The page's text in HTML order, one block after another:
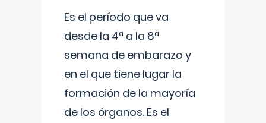
Es el período que va
desde la 4ª a la 8ª
semana de embarazo y
en el que tiene lugar la
formación de la mayoría
de los órganos. Es el